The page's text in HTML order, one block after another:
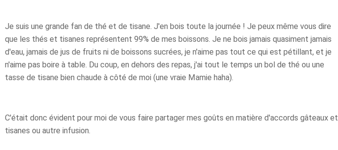
Je suis une grande fan de thé et de tisane. J'en bois toute la journée ! Je peux même vous dire
que les thés et tisanes représentent 99% de mes boissons. Je ne bois jamais quasiment jamais
d'eau, jamais de jus de fruits ni de boissons sucrées, je n'aime pas tout ce qui est pétillant, et je
n'aime pas boire à table. Du coup, en dehors des repas, j'ai tout le temps un bol de thé ou une
tasse de tisane bien chaude à côté de moi (une vraie Mamie haha).
C'était donc évident pour moi de vous faire partager mes goûts en matière d'accords gâteaux et
tisanes ou autre infusion.